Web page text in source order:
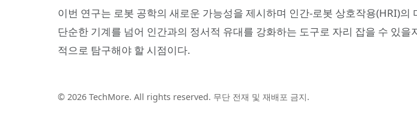
이번 연구는 로봇 공학의 새로운 가능성을 제시하며 인간-로봇 상호작용(HRI)의
단순한 기계를 넘어 인간과의 정서적 유대를 강화하는 도구로 자리 잡을 수 있을
적으로 탐구해야 할 시점이다.
© 2026 TechMore. All rights reserved. 무단 전재 및 재배포 금지.